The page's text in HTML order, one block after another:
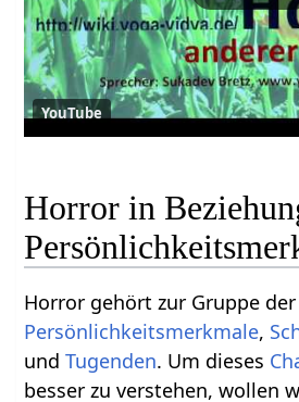
YouTube
Horror in
Horror gehört zur Gruppe der
Persönlichkeitsmerkmale,
undTugenden. Um dieses
besser zu verstehen, wollen